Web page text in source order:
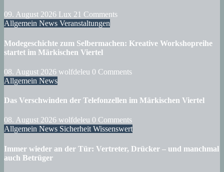
09. August 2026 Lux 21 Comments
Allgemein News Veranstaltungen
Modegeschichte zum Selbermachen: Kreative Workshopreihe
startet im Märkischen Viertel
08. August 2026 wolfdeleu 0 Comments
Allgemein News
Das Verschwinden der Telefonzellen im Märkischen Viertel
08. August 2026 wolfdeleu 0 Comments
Allgemein News Sicherheit Wissenswert
Immer wieder an der Tür: Vertreter, Drücker – und manchmal
auch Betrüger